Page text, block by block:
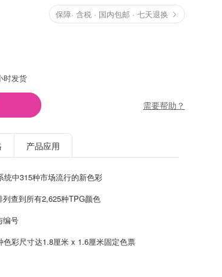
保障· 含税 · 国内包邮 · 七天退换
时发货
需要帮助？
产品应用
统中315种市场流行的新色彩
查到所有2,625种TPG颜色
编号
彩尺寸达1.8厘米 x 1.6厘米固定色票